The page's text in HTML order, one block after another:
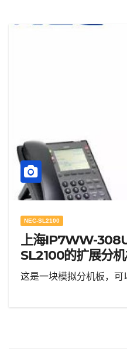
NEC-SL2100
上海IP7WW-
SL2100的扩展分
这是一块模拟分机板，